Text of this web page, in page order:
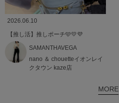
2026.06.10
【推し活】推しポーチ🩵💛💜
SAMANTHAVEGA
nano ＆ chouetteイオンレイ
クタウン kaze店
MORE